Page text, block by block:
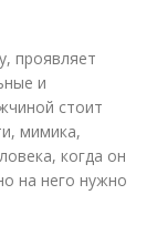
проявляет
и
стоит
мимика,
когда он
на него нужно